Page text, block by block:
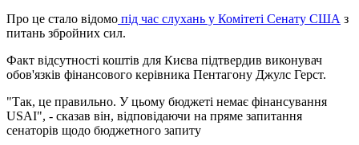
Про це стало відомо під час слухань у Комітеті Сенату США з
питань збройних сил.
Факт відсутності коштів для Києва підтвердив виконувач
обов'язків фінансового керівника Пентагону Джулс Герст.
"Так, це правильно. У цьому бюджеті немає фінансування
USAI", - сказав він, відповідаючи на пряме запитання
сенаторів щодо бюджетного запиту